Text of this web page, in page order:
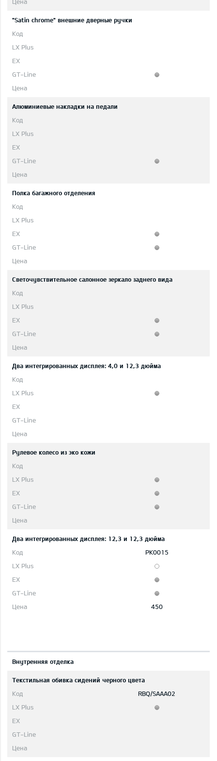
"Satin chrome" внешние дверные ручки
Aлюминиевые накладки на педали
Полка багажного отделения
Светочувствительное салонное зеркало заднего вида
Два интегрированных дисплея: 4,0 и 12,3 дюйма
Рулевое колесо из эко кожи
Два интегрированных дисплея: 12,3 и 12,3 дюйма
PK0015
450
Bнутренняя отделка
Текстильная обивка сидений черного цвета
RBQ/SAAA02